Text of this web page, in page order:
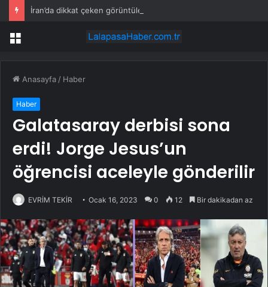
Menü
Anasayfa / Haber
Haber
Galatasaray derbisi sona
erdi! Jorge Jesus’un
öğrencisi aceleyle gönderilir
EVRİM TEKİR Ocak 16, 2023 0 12 Bir dakikadan az